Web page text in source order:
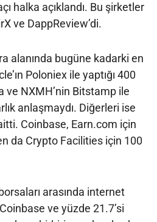
halka açıklandı. Bu şirketler
ve DappReview’di.
alanında bugüne kadarki en
Poloniex ile yaptığı 400
ve NXMH’nin Bitstamp ile
anlaşmaydı. Diğerleri ise
Coinbase, Earn.com için
da Crypto Facilities için 100
arasında internet
ve yüzde 21.7’si